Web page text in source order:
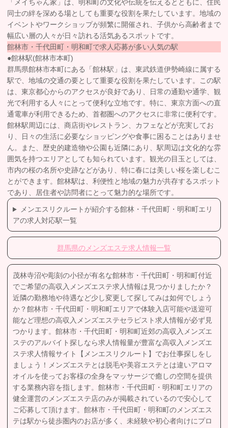
「メイちゃん家」は、明和町の文化や伝統を伝えるとともに、住民
同士の絆を深める場としても重要な役割を果たしています。地域の
イベントやワークショップが頻繁に開催され、子供から高齢者まで
幅広い層の人々が日々訪れる活気あるスポットです。
館林市・千代田町・明和町で求人応募が多い人気の駅
●館林駅(館林市本町)
群馬県館林市本町にある「館林駅」は、東武鉄道伊勢崎線に属する
駅で、地域の交通の要として重要な役割を果たしています。この駅
は、東京都心からのアクセスが良好であり、日常の通勤や通学、観
光で利用する人々にとって便利な立地です。特に、東京方面への直
通電車が利用できるため、首都圏へのアクセスに非常に便利です。
館林駅周辺には、商店街やレストラン、カフェなどが充実してお
り、日々の生活に必要なショッピングや食事に困ることはありませ
ん。また、歴史的建造物や公園も近隣にあり、駅周辺は文化的な雰
囲気を持つエリアとしても知られています。観光の目玉としては、
市内の桜の名所や史跡などがあり、特に春には美しい桜を楽しむこ
とができます。館林駅は、利便性と地域の魅力が共存するスポット
であり、居住者や訪問者にとって魅力的な場所です。
メンエスリクルートが紹介する館林・千代田町・明和町エリ
アの求人対応駅一覧
群馬県のメンズエステ求人情報一覧
茂林寺沼や彫刻の小径が有名な館林市・千代田町・明和町付近
でご希望の高収入メンズエステ求人情報は見つかりましたか？
近隣の勤務地や待遇など少し変更して探してみは如何でしょう
か？館林市・千代田町・明和町エリアで体験入店可能や送迎可
能など理想の高収入メンズエステセラピスト求人情報が必ず見
つかります。館林市・千代田町・明和町近郊の高収入メンズエ
ステのアルバイト探しなら求人情報量が豊富な高収入メンズエ
ステ求人情報サイト【メンエスリクルート】でお仕事探しをし
ましょう！メンズエステとは脱毛や美容エステとは違いアロマ
オイルを使ってお客様の全身をマッサージで癒しの空間を提供
する業務内容を指します。館林市・千代田町・明和町エリアの
健全運営のメンズエステ店のみが掲載されているので安心して
ご応募して頂けます。館林市・千代田町・明和町のメンズエス
テは駅から徒歩圏内のお店が多く、未経験や初心者向けにプロ